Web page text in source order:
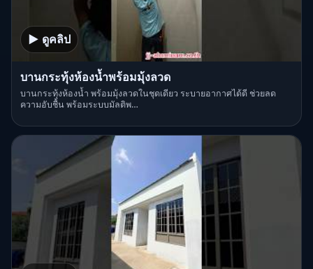
▶ ดูคลิป
บานกระทุ้งห้องน้ำพร้อมมุ้งลวด
บานกระทุ้งห้องน้ำ พร้อมมุ้งลวดในชุดเดียว ระบายอากาศได้ดี ช่วยลด
ความอับชื้น พร้อมระบบมัลติพ…